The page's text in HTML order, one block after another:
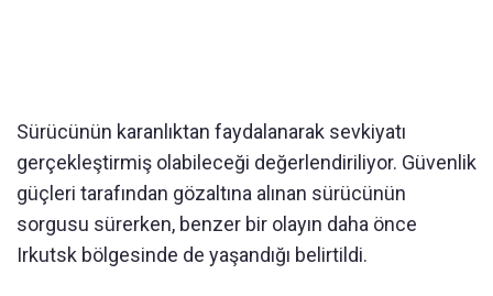
Sürücünün karanlıktan faydalanarak sevkiyatı
gerçekleştirmiş olabileceği değerlendiriliyor. Güvenlik
güçleri tarafından gözaltına alınan sürücünün
sorgusu sürerken, benzer bir olayın daha önce
Irkutsk bölgesinde de yaşandığı belirtildi.